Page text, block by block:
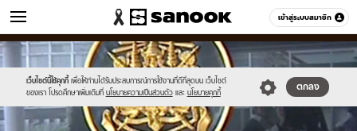
เข้าสู่ระบบสมาชิก
ข่าว หมวดอื่นๆ
เว็บไซต์นี้ใช้คุกกี้ เพื่อให้ท่านได้รับประสบการณ์การใช้งานที่ดีที่สุดบน เว็บไซต์
ของเรา โปรดศึกษาเพิ่มเติมที่ นโยบายความเป็นส่วนตัว และ นโยบายคุกกี้
ตกลง
Sanook
//s.isanook.com/sr/0/images/logo-
new-
sanook.png
600
60
//s.isanook.com/ns/0/ud/236/1182367/448797-
01.jpg